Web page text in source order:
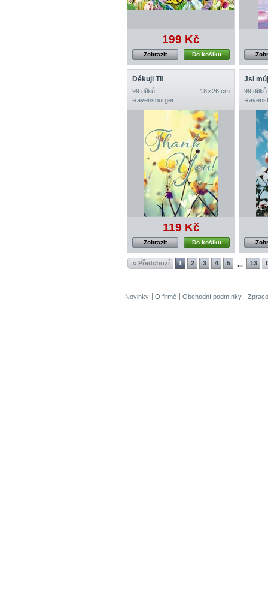
199 Kč
Do košíku
Zobrazit
Děkuji Ti!
99 dílků
18 × 26 cm
Ravensburger
119 Kč
Do košíku
Zobrazit
Jsi
99 dílků
« Předchozí 1 2 3 4 5 ... 13
Novinky O firmě Obchodní podmínky